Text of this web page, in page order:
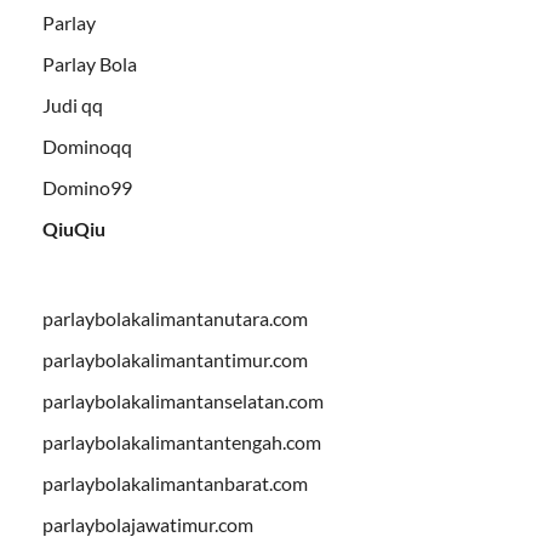
Parlay
Parlay Bola
Judi qq
Dominoqq
Domino99
QiuQiu
parlaybolakalimantanutara.com
parlaybolakalimantantimur.com
parlaybolakalimantanselatan.com
parlaybolakalimantantengah.com
parlaybolakalimantanbarat.com
parlaybolajawatimur.com